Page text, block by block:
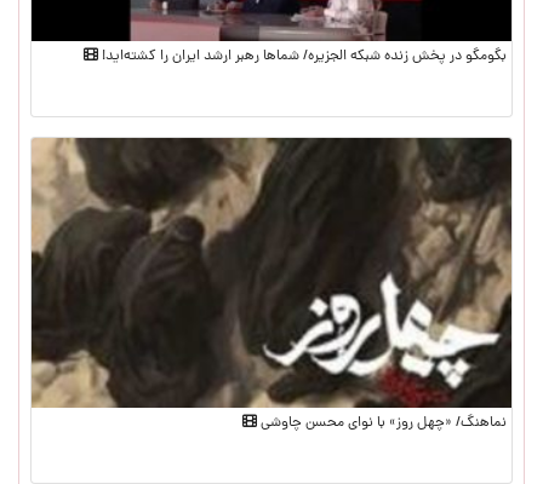
بگومگو در پخش زنده شبکه الجزیره/ شماها رهبر ارشد ایران را کشته‌اید!
نماهنگ/ «چهل روز» با نوای محسن چاوشی